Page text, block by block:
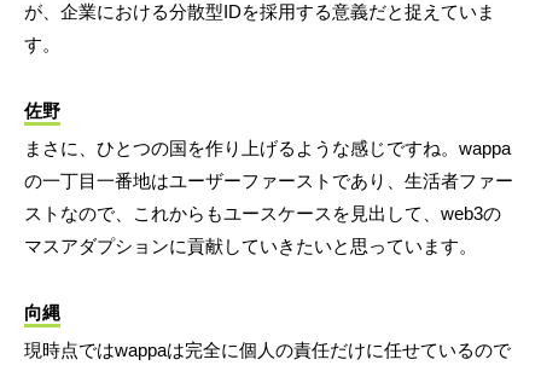
が、企業における分散型IDを採用する意義だと捉えていま
す。
佐野
まさに、ひとつの国を作り上げるような感じですね。wappa
の一丁目一番地はユーザーファーストであり、生活者ファー
ストなので、これからもユースケースを見出して、web3の
マスアダプションに貢献していきたいと思っています。
向縄
現時点ではwappaは完全に個人の責任だけに任せているので